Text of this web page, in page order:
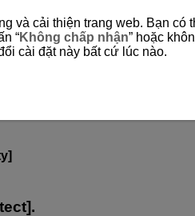
và cải thiện trang web. Bạn có
“Không chấp nhận” hoặc
cài đặt này bất cứ lúc nào.